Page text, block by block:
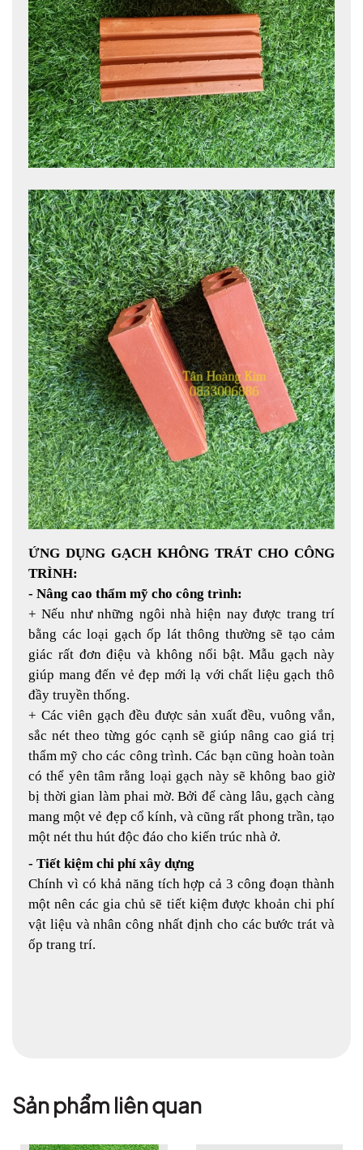
ỨNG DỤNG GẠCH KHÔNG TRÁT CHO CÔNG
TRÌNH:
- Nâng cao thẩm mỹ cho công trình:
+ Nếu như những ngôi nhà hiện nay được trang trí
bằng các loại gạch ốp lát thông thường sẽ tạo cảm
giác rất đơn điệu và không nổi bật. Mẫu gạch này
giúp mang đến vẻ đẹp mới lạ với chất liệu gạch thô
đầy truyền thống.
+ Các viên gạch đều được sản xuất đều, vuông vắn,
sắc nét theo từng góc cạnh sẽ giúp nâng cao giá trị
thẩm mỹ cho các công trình. Các bạn cũng hoàn toàn
có thể yên tâm rằng loại gạch này sẽ không bao giờ
bị thời gian làm phai mờ. Bởi để càng lâu, gạch càng
mang một vẻ đẹp cổ kính, và cũng rất phong trần, tạo
một nét thu hút độc đáo cho kiến trúc nhà ở.
- Tiết kiệm chi phí xây dựng
Chính vì có khả năng tích hợp cả 3 công đoạn thành
một nên các gia chủ sẽ tiết kiệm được khoản chi phí
vật liệu và nhân công nhất định cho các bước trát và
ốp trang trí.
Sản phẩm liên quan